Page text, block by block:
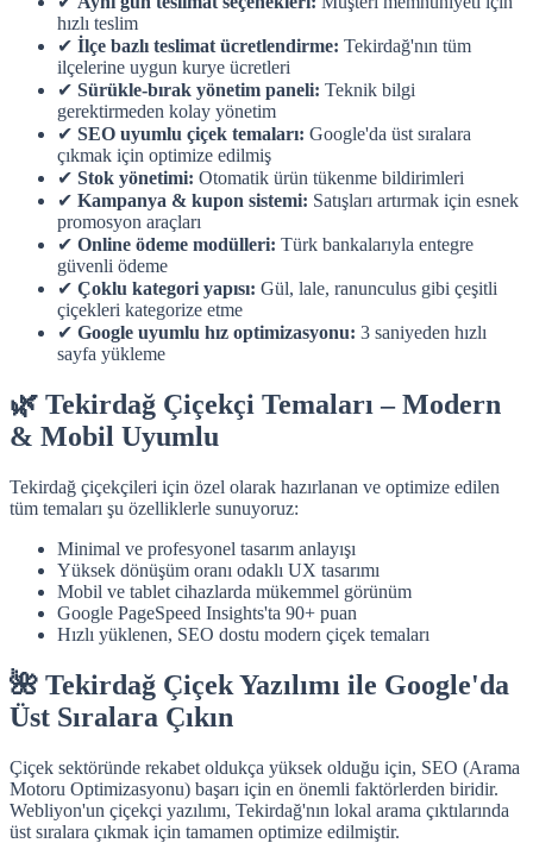
hızlı teslim
✔ İlçe bazlı teslimat ücretlendirme: Tekirdağ'nın tüm
ilçelerine uygun kurye ücretleri
✔ Sürükle-bırak yönetim paneli: Teknik bilgi
gerektirmeden kolay yönetim
✔ SEO uyumlu çiçek temaları: Google'da üst sıralara
çıkmak için optimize edilmiş
✔ Stok yönetimi: Otomatik ürün tükenme bildirimleri
✔ Kampanya & kupon sistemi: Satışları artırmak için esnek
promosyon araçları
✔ Online ödeme modülleri: Türk bankalarıyla entegre
güvenli ödeme
✔ Çoklu kategori yapısı: Gül, lale, ranunculus gibi çeşitli
çiçekleri kategorize etme
✔ Google uyumlu hız optimizasyonu: 3 saniyeden hızlı
sayfa yükleme
🌿 Tekirdağ Çiçekçi Temaları – Modern
& Mobil Uyumlu
Tekirdağ çiçekçileri için özel olarak hazırlanan ve optimize edilen
tüm temaları şu özelliklerle sunuyoruz:
Minimal ve profesyonel tasarım anlayışı
Yüksek dönüşüm oranı odaklı UX tasarımı
Mobil ve tablet cihazlarda mükemmel görünüm
Google PageSpeed Insights'ta 90+ puan
Hızlı yüklenen, SEO dostu modern çiçek temaları
🌺 Tekirdağ Çiçek Yazılımı ile Google'da
Üst Sıralara Çıkın
Çiçek sektöründe rekabet oldukça yüksek olduğu için, SEO (Arama
Motoru Optimizasyonu) başarı için en önemli faktörlerden biridir.
Webliyon'un çiçekçi yazılımı, Tekirdağ'nın lokal arama çıktılarında
üst sıralara çıkmak için tamamen optimize edilmiştir.